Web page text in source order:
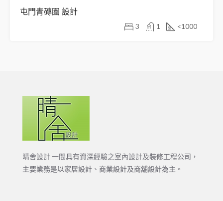
屯門青磚圍 設計
3 1 <1000
晴舍設計 一間具有資深經驗之室內設計及裝修工程公司，
主要業務是以家居設計、商業設計及商舖設計為主。